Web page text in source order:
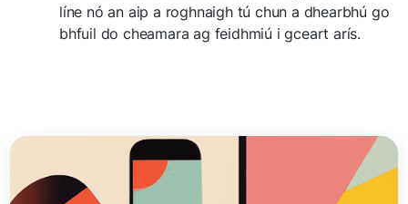
líne nó an aip a roghnaigh tú chun a dhearbhú go
bhfuil do cheamara ag feidhmiú i gceart arís.